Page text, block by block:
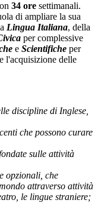
34 ore settimanali.
di ampliare la sua
Lingua Italiana, della
per complessive
e Scientifiche per
l'acquisizione delle
discipline di Inglese,
che possono curare
sulle attività
opzionali, che
attraverso attività
le lingue straniere;